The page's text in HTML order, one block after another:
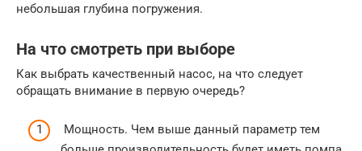
небольшая глубина погружения.
На что смотреть при выборе
Как выбрать качественный насос, на что следует
обращать внимание в первую очередь?
Мощность. Чем выше данный параметр тем